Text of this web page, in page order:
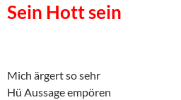
Sein Hott sein
Mich ärgert so sehr
Hü Aussage empören